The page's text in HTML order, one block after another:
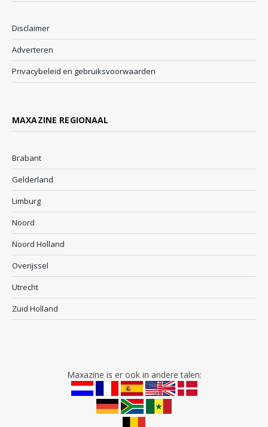
Disclaimer
Adverteren
Privacybeleid en gebruiksvoorwaarden
MAXAZINE REGIONAAL
Brabant
Gelderland
Limburg
Noord
Noord Holland
Overijssel
Utrecht
Zuid Holland
Maxazine is er ook in andere talen: